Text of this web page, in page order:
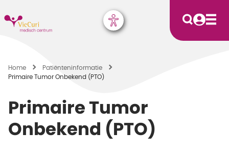
Home
Patiënten­informatie
Primaire Tumor Onbekend (PTO)
Primaire Tumor
Onbekend (PTO)